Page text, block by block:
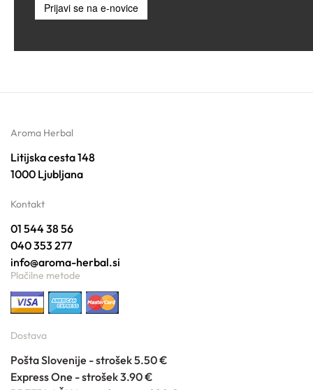
Prijavi se na e-novice
Aroma Herbal
Litijska cesta 148
1000 Ljubljana
Kontakt
01 544 38 56
040 353 277
info@aroma-herbal.si
Plačilne metode
Dostava
Pošta Slovenije - strošek 5.50 €
Express One - strošek 3.90 €